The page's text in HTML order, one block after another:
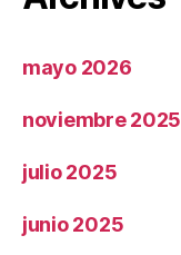
mayo 2026
noviembre 2025
julio 2025
junio 2025